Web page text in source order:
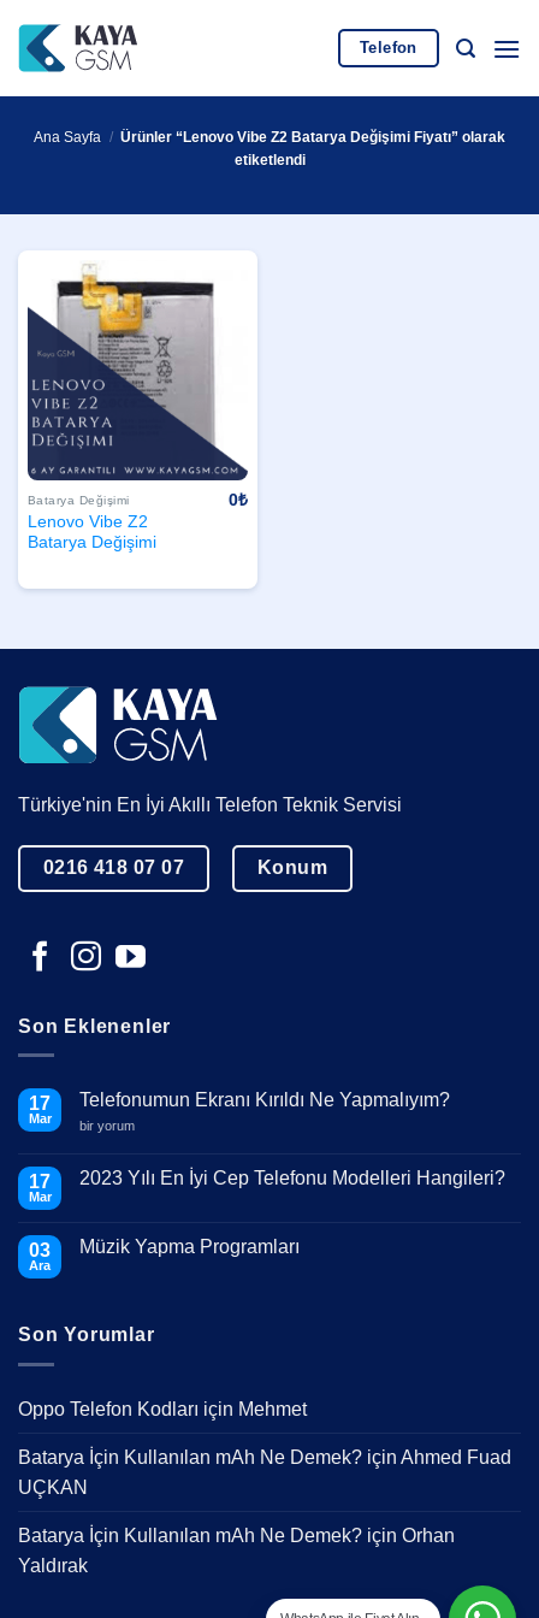
atla
Telefon
Ana Sayfa / Ürünler “Lenovo Vibe Z2 Batarya Değişimi Fiyatı” olarak
etiketlendi
Batarya Değişimi
Lenovo Vibe Z2
Batarya Değişimi
0₺
Türkiye'nin En İyi Akıllı Telefon Teknik Servisi
0216 418 07 07 Konum
Son Eklenenler
17
Mar
Telefonumun Ekranı Kırıldı Ne Yapmalıyım?
Telefonumun
Ne
Yapmalıyım?
bir yorum
17
Mar
2023 Yılı En İyi Cep Telefonu Modelleri Hangileri?
Yılı
Modelleri
Hangileri?
03
Ara
Müzik Yapma Programları
Programları
Son Yorumlar
Oppo Telefon Kodları için Mehmet
Batarya İçin Kullanılan mAh Ne Demek? için Ahmed Fuad
UÇKAN
Batarya İçin Kullanılan mAh Ne Demek? için Orhan
Yaldırak